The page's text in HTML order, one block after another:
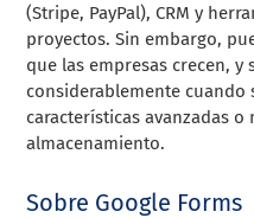
(Stripe, PayPal), CRM y
proyectos. Sin embargo,
que las empresas crecen,
considerablemente cuando
características avanzadas o
almacenamiento.
Sobre Google Forms